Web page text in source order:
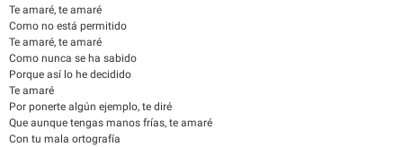
Te amaré, te amaré
Como no está permitido
Te amaré, te amaré
Como nunca se ha sabido
Porque así lo he decidido
Te amaré
Por ponerte algún ejemplo, te diré
Que aunque tengas manos frías, te amaré
Con tu mala ortografía